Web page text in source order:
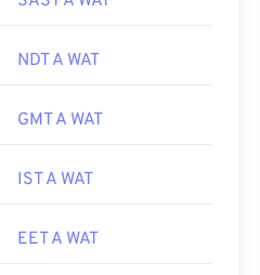
NDT A WAT
GMT A WAT
IST A WAT
EET A WAT